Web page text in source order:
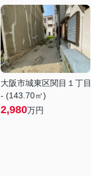
大阪市城東区関目１丁目
- (143.70㎡)
2,980万円